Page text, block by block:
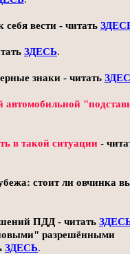
вести - читать
ЗДЕСЬ.
знаки - читать
автомобильной
в такой ситуации -
стоит ли овчинка
ПДД - читать
разрешёнными
ЗДЕСЬ.